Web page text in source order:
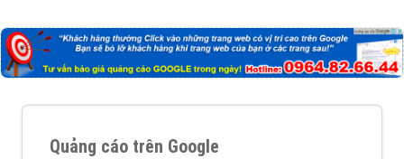
Quảng cáo trên Google